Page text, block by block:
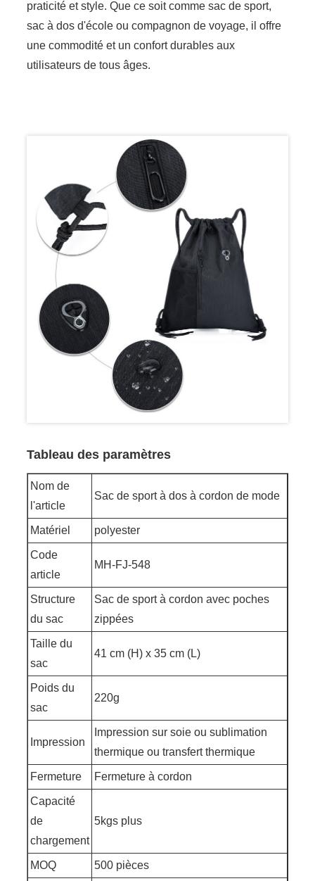
praticité et style. Que ce soit comme sac de sport,
sac à dos d'école ou compagnon de voyage, il offre
une commodité et un confort durables aux
utilisateurs de tous âges.
Tableau des paramètres
Nom de
l'article
Sac de sport à dos à cordon de mode
Matériel polyester
Code
article
MH-FJ-548
Structure
du sac
Sac de sport à cordon avec poches
zippées
Taille du
sac
41 cm (H) x 35 cm (L)
Poids du
sac
220g
Impression
Impression sur soie ou sublimation
thermique ou transfert thermique
Fermeture Fermeture à cordon
Capacité
de
chargement
5kgs plus
MOQ 500 pièces